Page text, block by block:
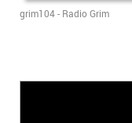
grim104 - Radio Grim